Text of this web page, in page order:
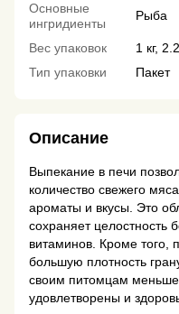
Основные
ингридиенты
Рыба
Вес упаковок
1 кг,
Тип упаковки
Пакет
Описание
Выпекание в печи
количество свежего
ароматы и вкусы. Это
сохраняет целостность
витаминов. Кроме того,
большую плотность
своим питомцам
удовлетворены и